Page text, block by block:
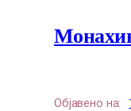
Објавено на: